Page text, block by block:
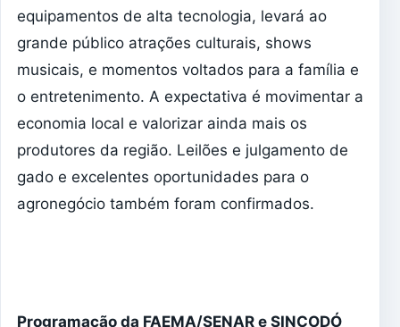
equipamentos de alta tecnologia, levará ao
grande público atrações culturais, shows
musicais, e momentos voltados para a família e
o entretenimento. A expectativa é movimentar a
economia local e valorizar ainda mais os
produtores da região. Leilões e julgamento de
gado e excelentes oportunidades para o
agronegócio também foram confirmados.
Programação da FAEMA/SENAR e SINCODÓ